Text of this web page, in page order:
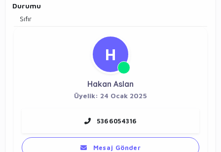
Durumu
Sıfır
H
Hakan Aslan
Üyelik: 24 Ocak 2025
5366054316
Mesaj Gönder